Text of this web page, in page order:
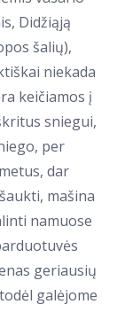
Didžiąją
šalių),
niekada
keičiamos į
sniegui,
per
dar
mašina
namuose
geriausių
galėjome